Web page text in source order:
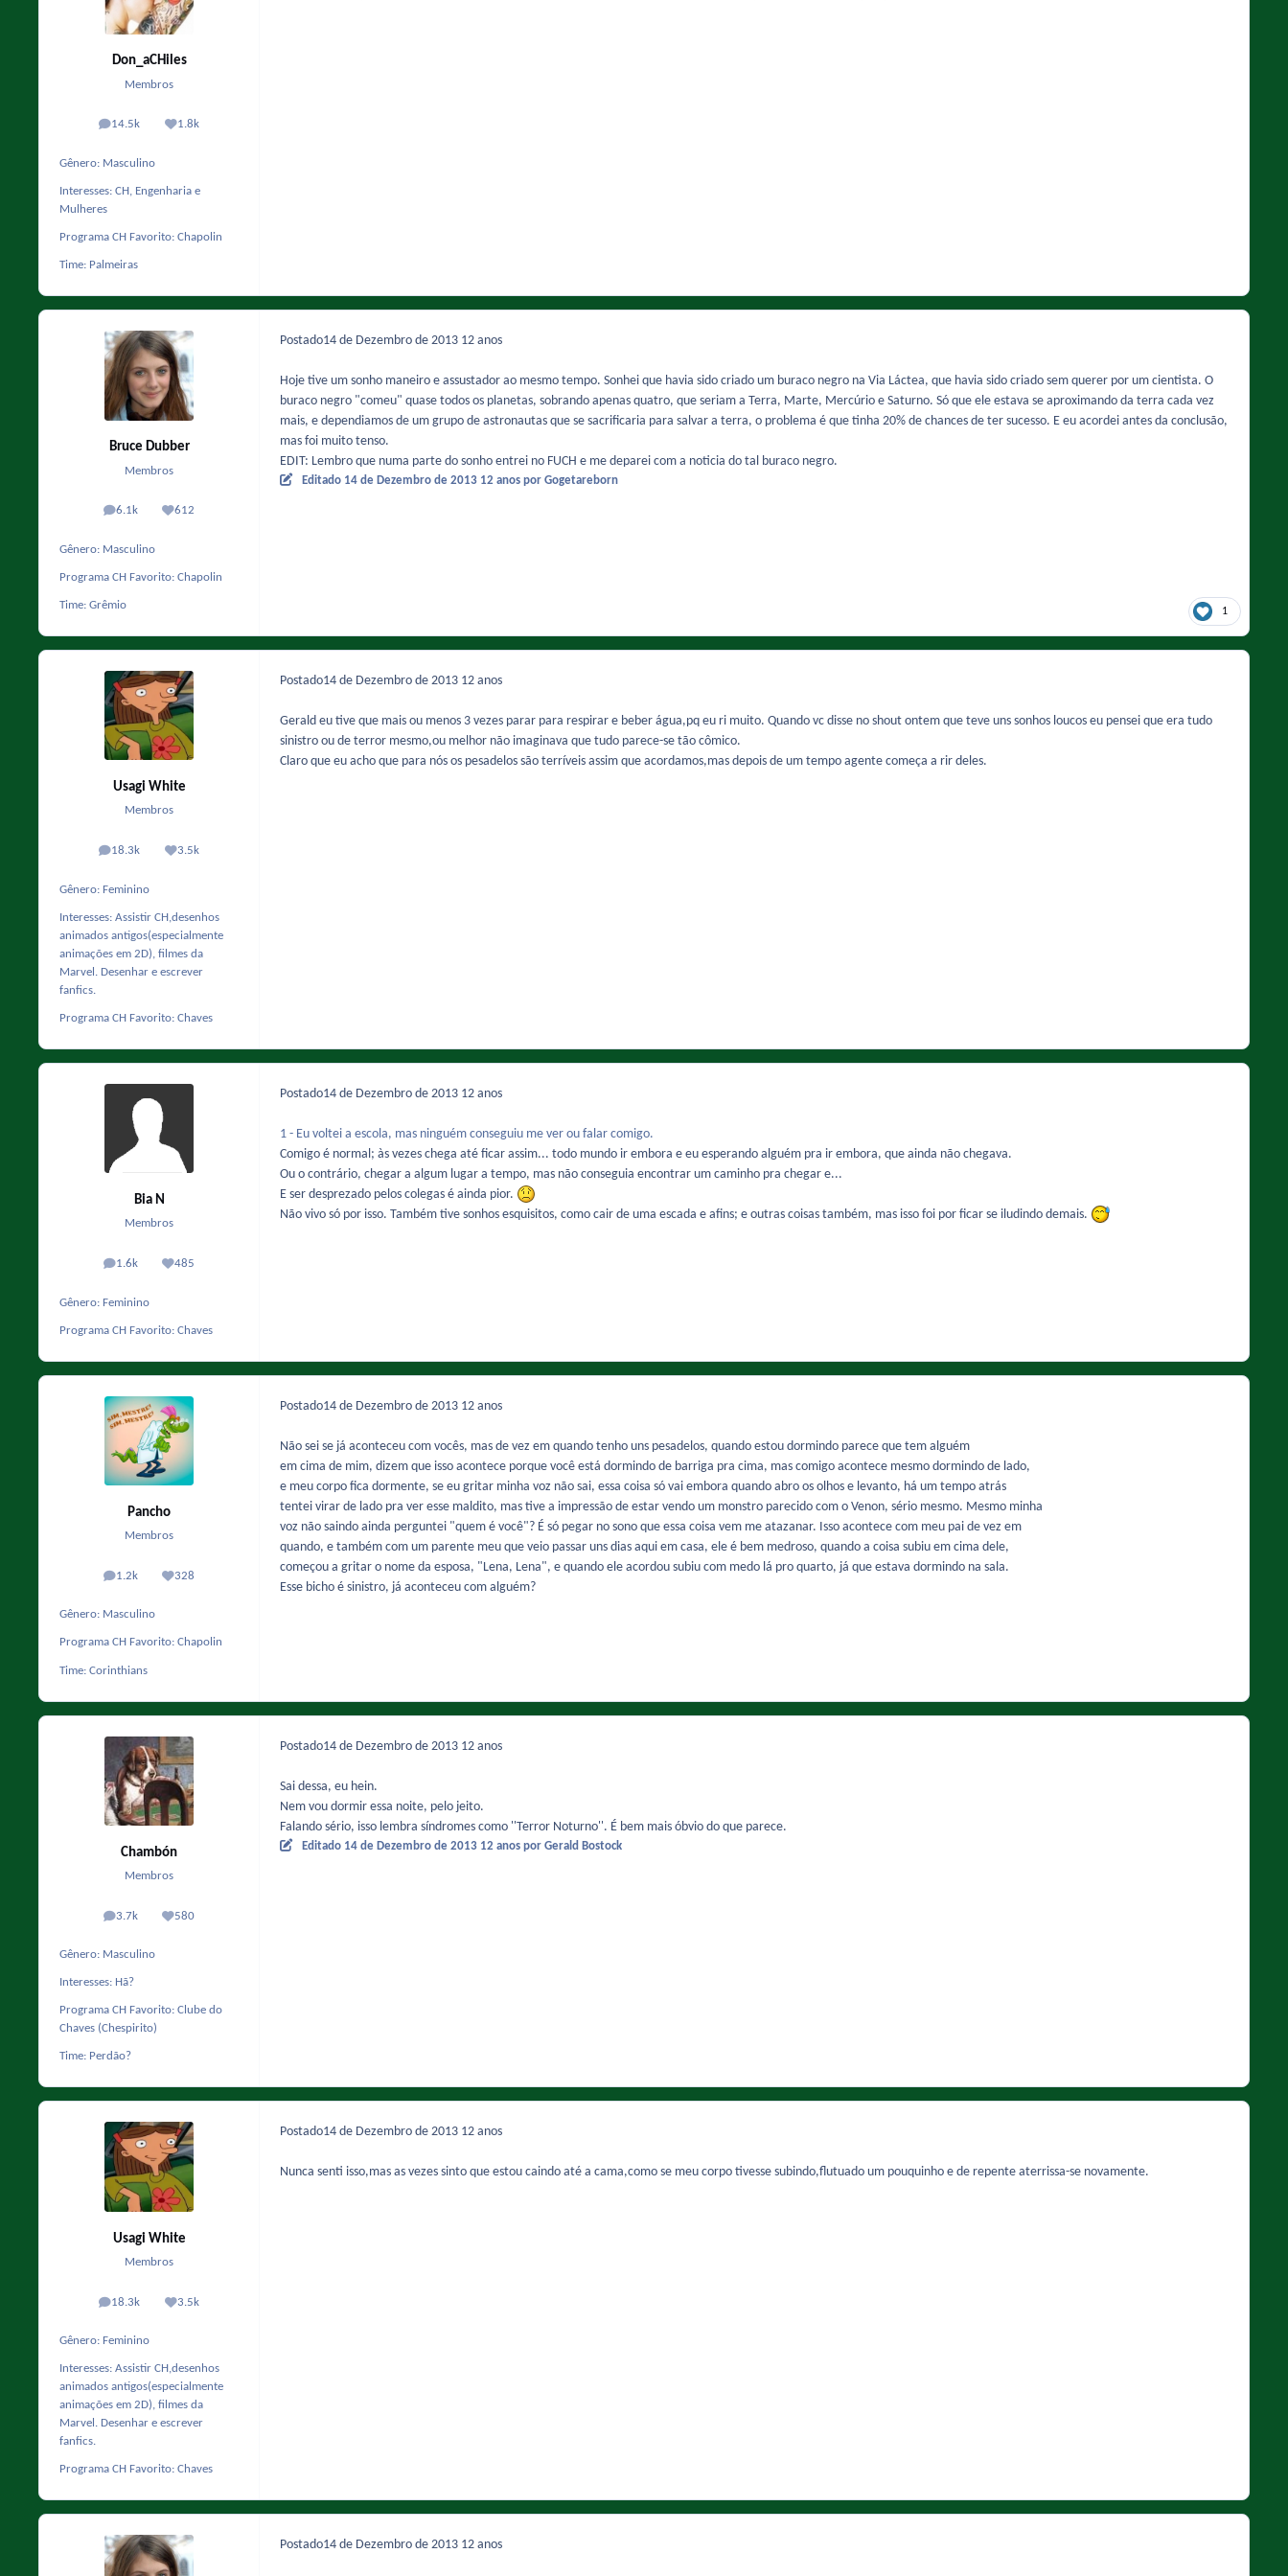
Don_aCHiles
Membros
14.5k
posts 1.8k
Reputação
Gênero: Masculino
Interesses: CH, Engenharia e
Mulheres
Programa CH Favorito: Chapolin
Time: Palmeiras
Bruce Dubber
Membros
6.1k
posts 612
Reputação
Gênero: Masculino
Programa CH Favorito: Chapolin
Time: Grêmio
Postado14 de Dezembro de 2013 12 anos
Hoje tive um sonho maneiro e assustador ao mesmo tempo. Sonhei que havia sido criado um buraco negro na Via Láctea, que havia sido criado sem querer por um cientista. O
buraco negro "comeu" quase todos os planetas, sobrando apenas quatro, que seriam a Terra, Marte, Mercúrio e Saturno. Só que ele estava se aproximando da terra cada vez
mais, e dependiamos de um grupo de astronautas que se sacrificaria para salvar a terra, o problema é que tinha 20% de chances de ter sucesso. E eu acordei antes da conclusão,
mas foi muito tenso.
EDIT: Lembro que numa parte do sonho entrei no FUCH e me deparei com a noticia do tal buraco negro.
Editado 14 de Dezembro de 2013 12 anos por Gogetareborn
1
Usagi White
Membros
18.3k
posts 3.5k
Reputação
Gênero: Feminino
Interesses: Assistir CH,desenhos
animados antigos(especialmente
animações em 2D), filmes da
Marvel. Desenhar e escrever
fanfics.
Programa CH Favorito: Chaves
Postado14 de Dezembro de 2013 12 anos
Gerald eu tive que mais ou menos 3 vezes parar para respirar e beber água,pq eu ri muito. Quando vc disse no shout ontem que teve uns sonhos loucos eu pensei que era tudo
sinistro ou de terror mesmo,ou melhor não imaginava que tudo parece-se tão cômico.
Claro que eu acho que para nós os pesadelos são terríveis assim que acordamos,mas depois de um tempo agente começa a rir deles.
Bia N
Membros
1.6k
posts 485
Reputação
Gênero: Feminino
Programa CH Favorito: Chaves
Postado14 de Dezembro de 2013 12 anos
1 - Eu voltei a escola, mas ninguém conseguiu me ver ou falar comigo.
Comigo é normal; às vezes chega até ficar assim... todo mundo ir embora e eu esperando alguém pra ir embora, que ainda não chegava.
Ou o contrário, chegar a algum lugar a tempo, mas não conseguia encontrar um caminho pra chegar e...
E ser desprezado pelos colegas é ainda pior.
Não vivo só por isso. Também tive sonhos esquisitos, como cair de uma escada e afins; e outras coisas também, mas isso foi por ficar se iludindo demais.
Pancho
Membros
1.2k
posts 328
Reputação
Gênero: Masculino
Programa CH Favorito: Chapolin
Time: Corinthians
Postado14 de Dezembro de 2013 12 anos
Não sei se já aconteceu com vocês, mas de vez em quando tenho uns pesadelos, quando estou dormindo parece que tem alguém
em cima de mim, dizem que isso acontece porque você está dormindo de barriga pra cima, mas comigo acontece mesmo dormindo de lado,
e meu corpo fica dormente, se eu gritar minha voz não sai, essa coisa só vai embora quando abro os olhos e levanto, há um tempo atrás
tentei virar de lado pra ver esse maldito, mas tive a impressão de estar vendo um monstro parecido com o Venon, sério mesmo. Mesmo minha
voz não saindo ainda perguntei "quem é você"? É só pegar no sono que essa coisa vem me atazanar. Isso acontece com meu pai de vez em
quando, e também com um parente meu que veio passar uns dias aqui em casa, ele é bem medroso, quando a coisa subiu em cima dele,
começou a gritar o nome da esposa, "Lena, Lena", e quando ele acordou subiu com medo lá pro quarto, já que estava dormindo na sala.
Esse bicho é sinistro, já aconteceu com alguém?
Chambón
Membros
3.7k
posts 580
Reputação
Gênero: Masculino
Interesses: Hã?
Programa CH Favorito: Clube do
Chaves (Chespirito)
Time: Perdão?
Postado14 de Dezembro de 2013 12 anos
Sai dessa, eu hein.
Nem vou dormir essa noite, pelo jeito.
Falando sério, isso lembra síndromes como ''Terror Noturno''. É bem mais óbvio do que parece.
Editado 14 de Dezembro de 2013 12 anos por Gerald Bostock
Usagi White
Membros
18.3k
posts 3.5k
Reputação
Gênero: Feminino
Interesses: Assistir CH,desenhos
animados antigos(especialmente
animações em 2D), filmes da
Marvel. Desenhar e escrever
fanfics.
Programa CH Favorito: Chaves
Postado14 de Dezembro de 2013 12 anos
Nunca senti isso,mas as vezes sinto que estou caindo até a cama,como se meu corpo tivesse subindo,flutuado um pouquinho e de repente aterrissa-se novamente.
Postado14 de Dezembro de 2013 12 anos